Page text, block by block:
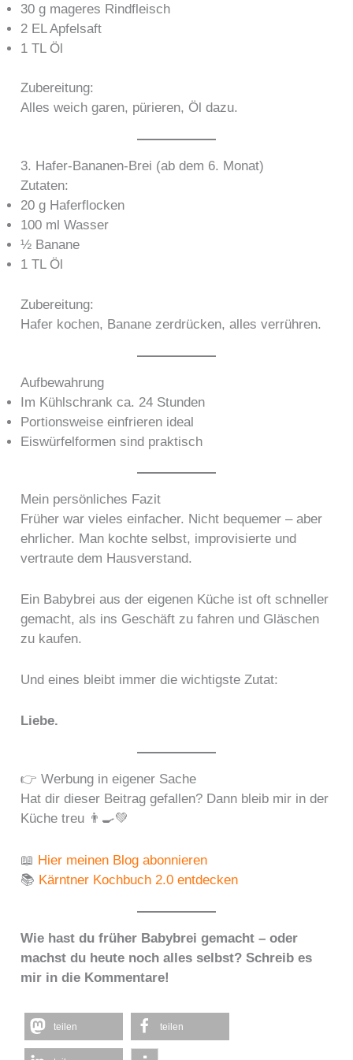
30 g mageres Rindfleisch
2 EL Apfelsaft
1 TL Öl
Zubereitung:
Alles weich garen, pürieren, Öl dazu.
3. Hafer-Bananen-Brei (ab dem 6. Monat)
Zutaten:
20 g Haferflocken
100 ml Wasser
½ Banane
1 TL Öl
Zubereitung:
Hafer kochen, Banane zerdrücken, alles verrühren.
Aufbewahrung
Im Kühlschrank ca. 24 Stunden
Portionsweise einfrieren ideal
Eiswürfelformen sind praktisch
Mein persönliches Fazit
Früher war vieles einfacher. Nicht bequemer – aber
ehrlicher. Man kochte selbst, improvisierte und
vertraute dem Hausverstand.
Ein Babybrei aus der eigenen Küche ist oft schneller
gemacht, als ins Geschäft zu fahren und Gläschen
zu kaufen.
Und eines bleibt immer die wichtigste Zutat:
Liebe.
👉 Werbung in eigener Sache
Hat dir dieser Beitrag gefallen? Dann bleib mir in der
Küche treu 👨‍🍳💚
📖 Hier meinen Blog abonnieren
📚 Kärntner Kochbuch 2.0 entdecken
Wie hast du früher Babybrei gemacht – oder
machst du heute noch alles selbst? Schreib es
mir in die Kommentare!
teilen teilen